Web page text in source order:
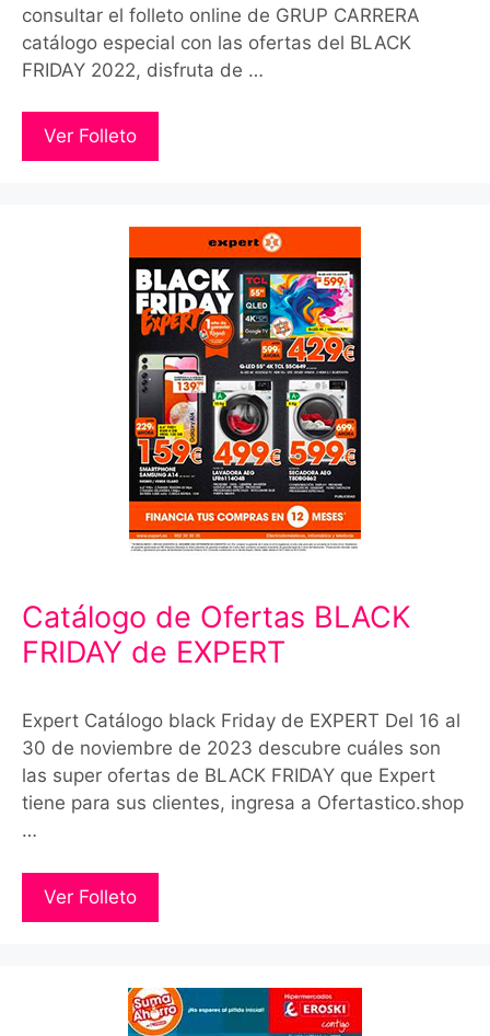
consultar el folleto online de GRUP CARRERA
catálogo especial con las ofertas del BLACK
FRIDAY 2022, disfruta de …
Ver Folleto
Catálogo de Ofertas BLACK
FRIDAY de EXPERT
Expert Catálogo black Friday de EXPERT Del 16 al
30 de noviembre de 2023 descubre cuáles son
las super ofertas de BLACK FRIDAY que Expert
tiene para sus clientes, ingresa a Ofertastico.shop
…
Ver Folleto